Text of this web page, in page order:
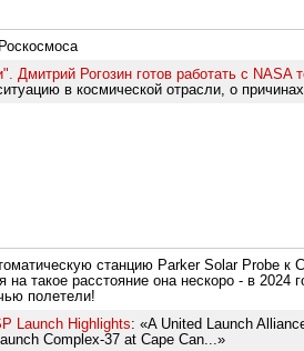
Дмитрий Рогозин готов работать с NASA
в космической отрасли, о
станцию Parker Solar Probe
на такое расстояние она нескоро - в 2024
полетели!
Launch Highlights: «A United Launch
Complex-37 at Cape Can...»